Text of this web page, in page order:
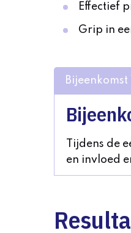
Effectief
Grip in
Bijeenkomst 1
Tijdens de
en invloed